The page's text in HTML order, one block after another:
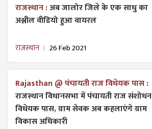
राजस्थान :अब जालोर जिले के एक साधु का
अश्लील वीडियो हुआ वायरल
राजस्थान 26 Feb 2021
Rajasthan @ पंचायती राज विधेयक पास :
राजस्थान विधानसभा में पंचायती राज ​संशोधन
विधेयक पास, ग्राम सेवक अब कहलाएंगे ग्राम
विकास अधिकारी